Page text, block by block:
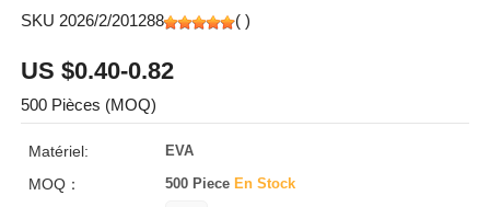
SKU 2026/2/201288 ( )
US $0.40-0.82
500 Pièces (MOQ)
Matériel: EVA
MOQ： 500 Piece En Stock